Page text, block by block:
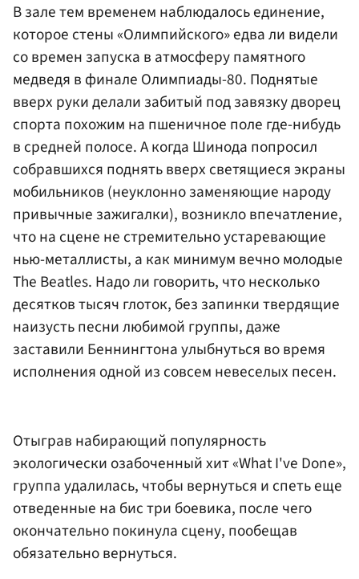
В зале тем временем наблюдалось единение,
которое стены «Олимпийского» едва ли видели
со времен запуска в атмосферу памятного
медведя в финале Олимпиады-80. Поднятые
вверх руки делали забитый под завязку дворец
спорта похожим на пшеничное поле где-нибудь
в средней полосе. А когда Шинода попросил
собравшихся поднять вверх светящиеся экраны
мобильников (неуклонно заменяющие народу
привычные зажигалки), возникло впечатление,
что на сцене не стремительно устаревающие
нью-металлисты, а как минимум вечно молодые
The Beatles. Надо ли говорить, что несколько
десятков тысяч глоток, без запинки твердящие
наизусть песни любимой группы, даже
заставили Беннингтона улыбнуться во время
исполнения одной из совсем невеселых песен.
Отыграв набирающий популярность
экологически озабоченный хит «What I've Done»,
группа удалилась, чтобы вернуться и спеть еще
отведенные на бис три боевика, после чего
окончательно покинула сцену, пообещав
обязательно вернуться.